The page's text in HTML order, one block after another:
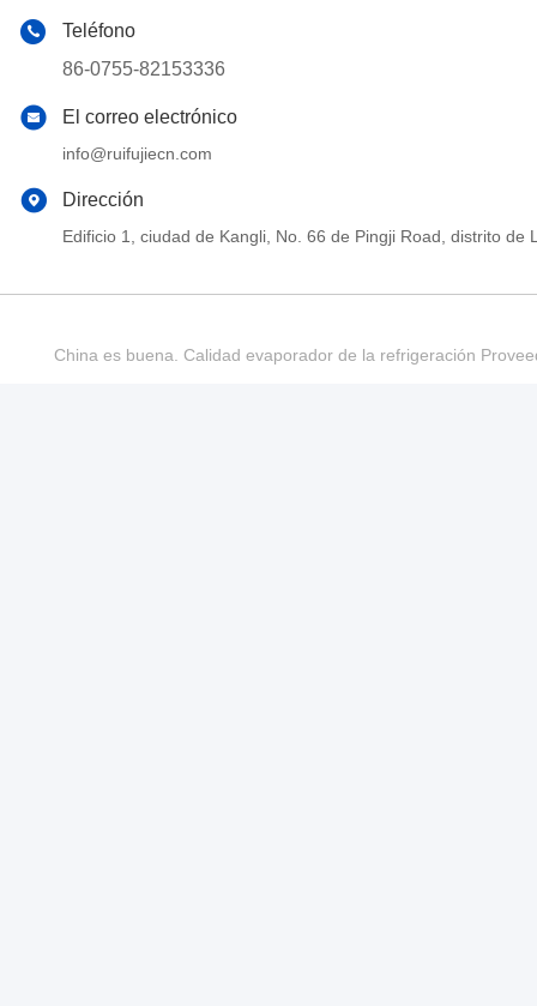
Teléfono
86-0755-82153336
El correo electrónico
info@ruifujiecn.com
Dirección
Edificio 1, ciudad de Kangli, No. 66 de Pingji Road, distrito
China es buena. Calidad evaporador de la refrigeración